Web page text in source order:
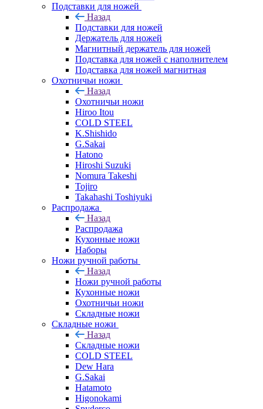
Подставки для ножей
Назад
Подставки для ножей
Держатель для ножей
Магнитный держатель для ножей
Подставка для ножей с наполнителем
Подставка для ножей магнитная
Охотничьи ножи
Назад
Охотничьи ножи
Hiroo Itou
COLD STEEL
K.Shishido
G.Sakai
Hatono
Hiroshi Suzuki
Nomura Takeshi
Tojiro
Takahashi Toshiyuki
Распродажа
Назад
Распродажа
Кухонные ножи
Наборы
Ножи ручной работы
Назад
Ножи ручной работы
Кухонные ножи
Охотничьи ножи
Складные ножи
Складные ножи
Назад
Складные ножи
COLD STEEL
Dew Hara
G.Sakai
Hatamoto
Higonokami